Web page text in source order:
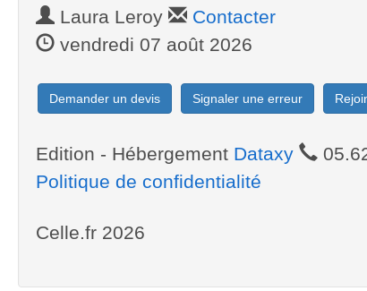
Laura Leroy
Contacter
vendredi 07 août 2026
Demander un devis Signaler une erreur
Edition - Hébergement Dataxy
Politique de confidentialité
Celle.fr 2026